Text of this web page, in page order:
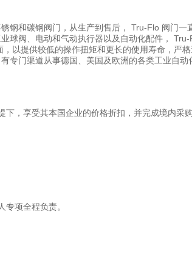
钢和碳钢阀门，从生产到售后， Tru-Flo 阀门一
球阀、电动和气动执行器以及自动化配件，
以提供较低的操作扭矩和更长的使用寿命，严格
专门渠道从事德国、美国及欧洲的各类工业自动
享受其本国企业的价格折扣，并完成境内采
项全程负责。